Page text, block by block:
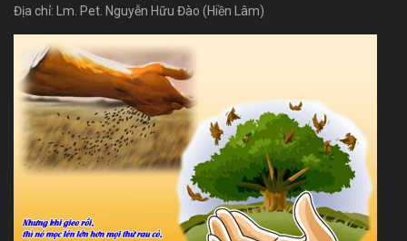
Địa chỉ: Lm. Pet. Nguyễn Hữu Đào (Hiền Lâm)